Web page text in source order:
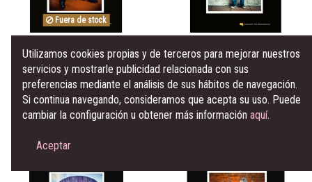
Fuera de stock
Pat Escoín: Redonda como
una pelota
15,00 €
View
Adolfo Díaz: Amor y Ciencia
Ficción
15,00 €
Añadir al carrito
Utilizamos cookies propias y de terceros para mejorar nuestros
servicios y mostrarle publicidad relacionada con sus
preferencias mediante el análisis de sus hábitos de navegación.
Si continua navegando, consideramos que acepta su uso. Puede
cambiar la configuración u obtener más información aquí.
Aceptar